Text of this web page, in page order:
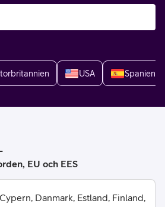
USA Spanien
EU och EES
Danmark, Estland, Finland,